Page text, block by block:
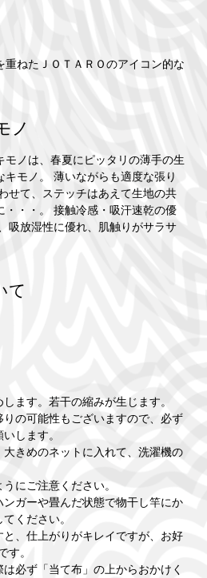
重ねたＪＯＴＡＲＯのアイコン的な
ノ
モノは、春夏にピッタリの薄手の生
モノ。 薄いながらも適度な張り
せて、ステッチはあえて生地の共
・・・。 接触冷感・吸汗速乾の優
吸放湿性に優れ、肌触りがサラサ
て
ます。若干の縮みが生じます。
の可能性もございますので、必ず
します。
きめのネットに入れて、洗濯機の
うにご注意ください。
ガーや畳んだ状態で物干し竿にか
ください。
と、仕上がりがキレイですが、お好
す。
必ず「当て布」の上からおかけく